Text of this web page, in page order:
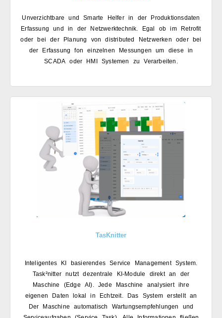
Unverzichtbare und Smarte Helfer in der Produktionsdaten
Erfassungund in der Netzwerktechnik. Egal ob im Retrofit
oder bei der Planung von distributed Netzwerken oder bei
der Erfassung fon einzelnen Messungen um diese in
SCADA oder HMI Systemen zu Verarbeiten.
TasKnitter
Inteligentes KI basierendes Service Management System.​
Task²nitter nutzt dezentrale KI-Module direkt an der
Maschine (Edge AI). Jede Maschine analysiert ihre
eigenen Daten lokal in Echtzeit. Das System erstellt an
Der Maschine automatisch Wartungsempfehlungen und